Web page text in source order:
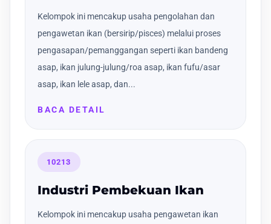
Kelompok ini mencakup usaha pengolahan dan
pengawetan ikan (bersirip/pisces) melalui proses
pengasapan/pemanggangan seperti ikan bandeng
asap, ikan julung-julung/roa asap, ikan fufu/asar
asap, ikan lele asap, dan...
BACA DETAIL
10213
Industri Pembekuan Ikan
Kelompok ini mencakup usaha pengawetan ikan